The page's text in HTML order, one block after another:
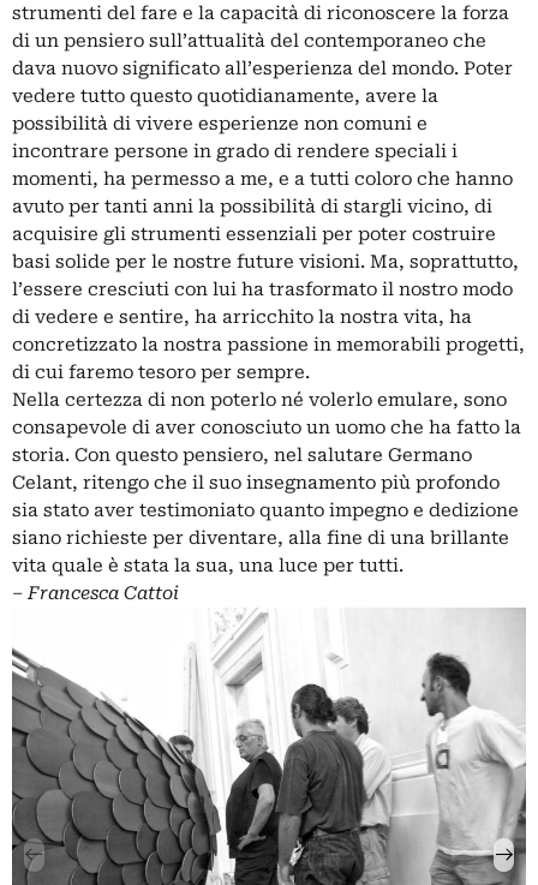
strumenti del fare e la capacità di riconoscere la forza
di un pensiero sull’attualità del contemporaneo che
dava nuovo significato all’esperienza del mondo. Poter
vedere tutto questo quotidianamente, avere la
possibilità di vivere esperienze non comuni e
incontrare persone in grado di rendere speciali i
momenti, ha permesso a me, e a tutti coloro che hanno
avuto per tanti anni la possibilità di stargli vicino, di
acquisire gli strumenti essenziali per poter costruire
basi solide per le nostre future visioni. Ma, soprattutto,
l’essere cresciuti con lui ha trasformato il nostro modo
di vedere e sentire, ha arricchito la nostra vita, ha
concretizzato la nostra passione in memorabili progetti,
di cui faremo tesoro per sempre.
Nella certezza di non poterlo né volerlo emulare, sono
consapevole di aver conosciuto un uomo che ha fatto la
storia. Con questo pensiero, nel salutare Germano
Celant, ritengo che il suo insegnamento più profondo
sia stato aver testimoniato quanto impegno e dedizione
siano richieste per diventare, alla fine di una brillante
vita quale è stata la sua, una luce per tutti.
‒ Francesca Cattoi